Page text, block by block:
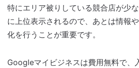
特にエリア被りしている競合店が少
に上位表示されるので、あとは情報
化を行うことが重要です。
Googleマイビジネスは費用無料で、